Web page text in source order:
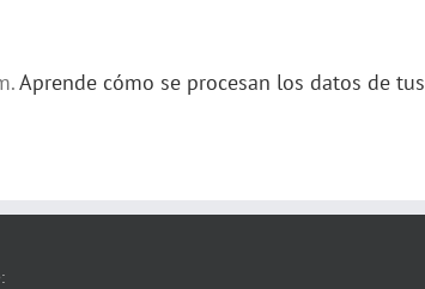
Aprende cómo se procesan los datos de tus